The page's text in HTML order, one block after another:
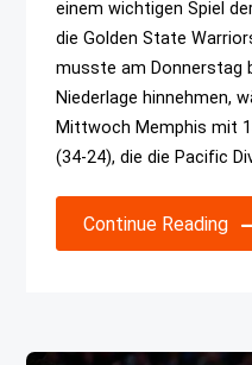
einem wichtigen Spiel
die Golden State
musste am Donnerstag
Niederlage hinnehmen,
Mittwoch Memphis mit
(34-24), die die Pacific
Continue Reading